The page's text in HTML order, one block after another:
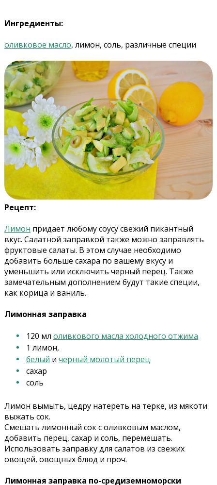
Ингредиенты:
оливковое масло, лимон, соль, различные специи
Рецепт:
Лимон придает любому соусу свежий пикантный
вкус. Салатной заправкой также можно заправлять
фруктовые салаты. В этом случае необходимо
добавить больше сахара по вашему вкусу и
уменьшить или исключить черный перец. Также
замечательным дополнением будут такие специи,
как корица и ваниль.
Лимонная заправка
120 мл оливкового масла холодного отжима
1 лимон,
белый и черный молотый перец
сахар
соль
Лимон вымыть, цедру натереть на терке, из мякоти
выжать сок.
Смешать лимонный сок с оливковым маслом,
добавить перец, сахар и соль, перемешать.
Использовать заправку для салатов из свежих
овощей, овощных блюд и проч.
Лимонная заправка по-средиземноморски